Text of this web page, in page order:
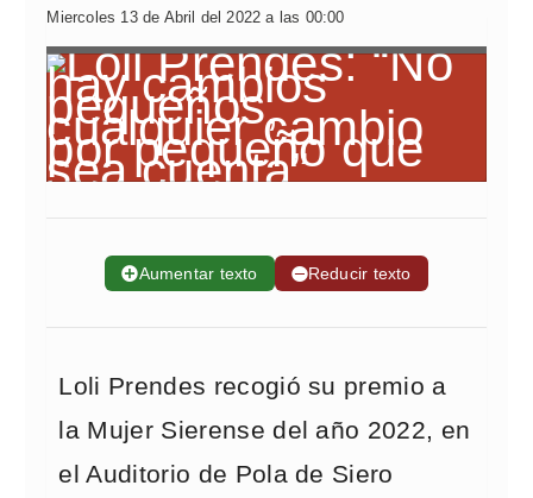
Miercoles 13 de Abril del 2022 a las 00:00
➕Aumentar texto ➖Reducir texto
Loli Prendes recogió su premio a
la Mujer Sierense del año 2022, en
el Auditorio de Pola de Siero